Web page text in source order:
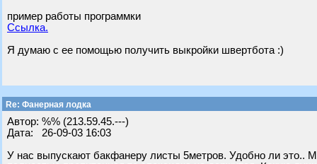
пример работы программки
Ссылка.
Я думаю с ее помощью получить выкройки швертбота :)
Re: Фанерная лодка
Автор: %% (213.59.45.---)
Дата: 26-09-03 16:03
У нас выпускают бакфанеру листы 5метров. Удобно ли это..